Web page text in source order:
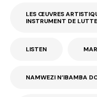
LES ŒUVRES
INSTRUMENT DE
LISTEN
NAMWEZI N’IBAMBA